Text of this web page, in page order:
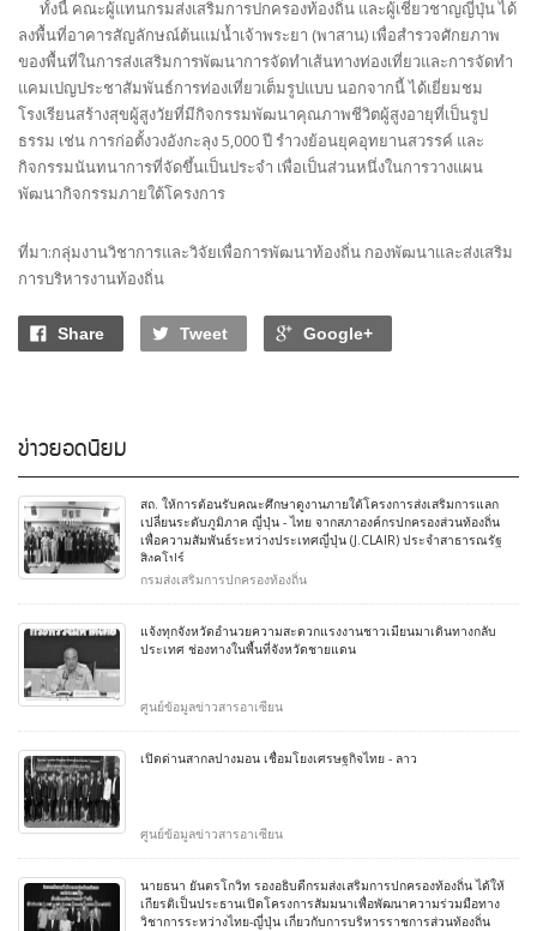
ทั้งนี้ คณะผู้แทนกรมส่งเสริมการปกครองท้องถิ่น และผู้เชี่ยวชาญญี่ปุ่น ได้
ลงพื้นที่อาคารสัญลักษณ์ต้นแม่น้ำเจ้าพระยา (พาสาน) เพื่อสำรวจศักยภาพ
ของพื้นที่ในการส่งเสริมการพัฒนาการจัดทำเส้นทางท่องเที่ยวและการจัดทำ
แคมเปญประชาสัมพันธ์การท่องเที่ยวเต็มรูปแบบ นอกจากนี้ ได้เยี่ยมชม
โรงเรียนสร้างสุขผู้สูงวัยที่มีกิจกรรมพัฒนาคุณภาพชีวิตผู้สูงอายุที่เป็นรูป
ธรรม เช่น การก่อตั้งวงอังกะลุง 5,000 ปี รำวงย้อนยุคอุทยานสวรรค์ และ
กิจกรรมนันทนาการที่จัดขึ้นเป็นประจำ เพื่อเป็นส่วนหนึ่งในการวางแผน
พัฒนากิจกรรมภายใต้โครงการ
ที่มา:กลุ่มงานวิชาการและวิจัยเพื่อการพัฒนาท้องถิ่น กองพัฒนาและส่งเสริม
การบริหารงานท้องถิ่น
Share Tweet Google+
ข่าวยอดนิยม
สถ. ให้การต้อนรับคณะศึกษาดูงานภายใต้โครงการส่งเสริมการแลก
เปลี่ยนระดับภูมิภาค ญี่ปุ่น - ไทย จากสภาองค์กรปกครองส่วนท้องถิ่น
เพื่อความสัมพันธ์ระหว่างประเทศญี่ปุ่น (J.CLAIR) ประจำสาธารณรัฐ
สิงคโปร์
กรมส่งเสริมการปกครองท้องถิ่น
แจ้งทุกจังหวัดอำนวยความสะดวกแรงงานชาวเมียนมาเดินทางกลับ
ประเทศ ช่องทางในพื้นที่จังหวัดชายแดน
ศูนย์ข้อมูลข่าวสารอาเซียน
เปิดด่านสากลปางมอน เชื่อมโยงเศรษฐกิจไทย - ลาว
ศูนย์ข้อมูลข่าวสารอาเซียน
นายธนา ยันตรโกวิท รองอธิบดีกรมส่งเสริมการปกครองท้องถิ่น ได้ให้
เกียรติเป็นประธานเปิดโครงการสัมมนาเพื่อพัฒนาความร่วมมือทาง
วิชาการระหว่างไทย-ญี่ปุ่น เกี่ยวกับการบริหารราชการส่วนท้องถิ่น